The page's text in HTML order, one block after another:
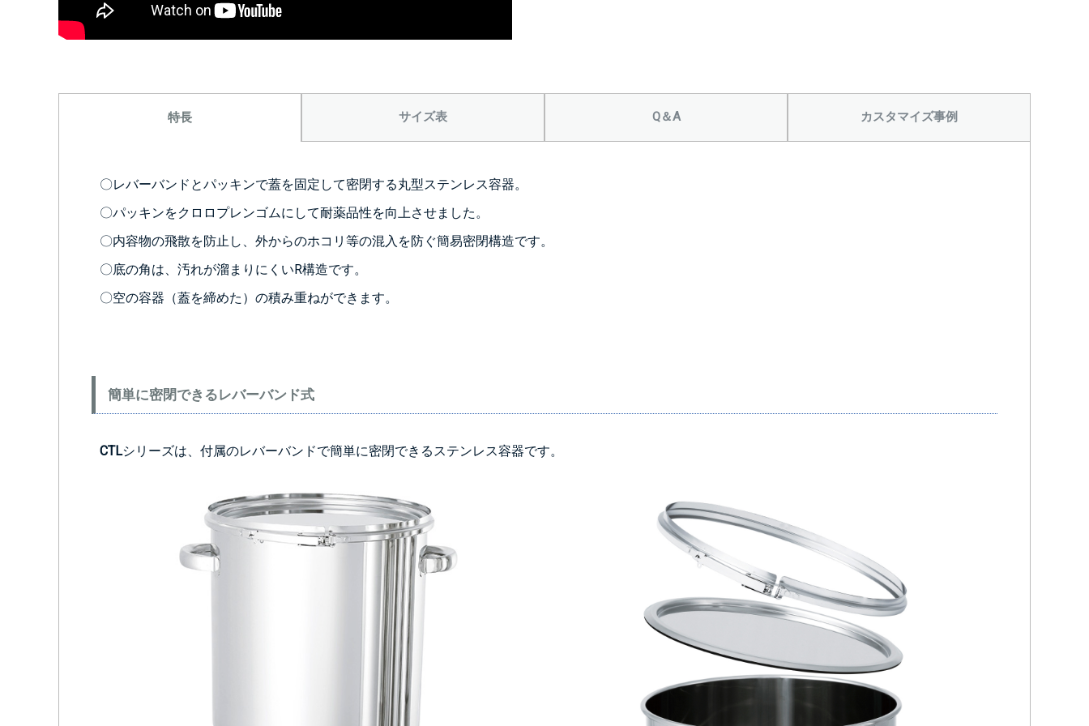
ニップル
ニップル
ニップル
1/2’(+22440円)
シール座をつける
(+10560円)
特長 サイズ表 Q＆A カスタマイズ事例
〇レバーバンドとパッキンで蓋を固定して密閉する丸型ステンレス容器。
〇パッキンをクロロプレンゴムにして耐薬品性を向上させました。
〇内容物の飛散を防止し、外からのホコリ等の混入を防ぐ簡易密閉構造です。
〇底の角は、汚れが溜まりにくいR構造です。
〇空の容器（蓋を締めた）の積み重ねができます。
簡単に密閉できるレバーバンド式
CTLシリーズは、付属のレバーバンドで簡単に密閉できるステンレス容器です。